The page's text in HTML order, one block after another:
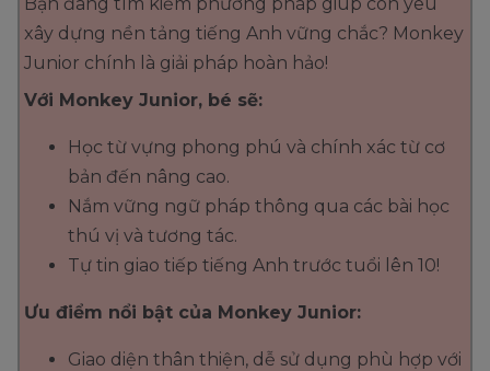
xây dựng nền tảng tiếng Anh vững chắc? Monkey
Junior chính là giải pháp hoàn hảo!
Với Monkey Junior, bé sẽ:
Học từ vựng phong phú và chính xác từ cơ
bản đến nâng cao.
Nắm vững ngữ pháp thông qua các bài học
thú vị và tương tác.
Tự tin giao tiếp tiếng Anh trước tuổi lên 10!
Ưu điểm nổi bật của Monkey Junior:
Giao diện thân thiện, dễ sử dụng phù hợp với